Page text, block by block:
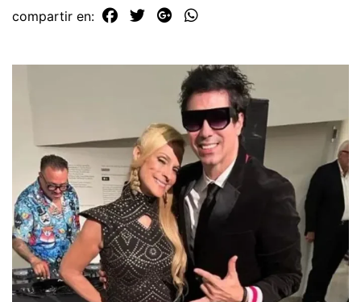
compartir en: